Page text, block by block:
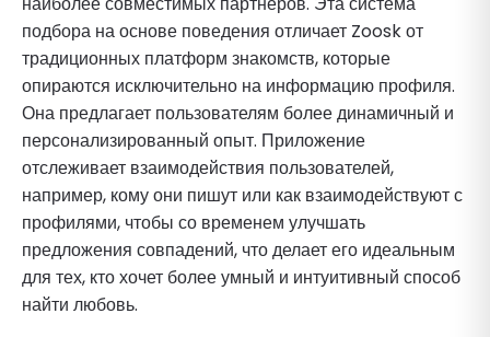
подбора на основе поведения отличает Zoosk от
традиционных платформ знакомств, которые
опираются исключительно на информацию профиля.
Она предлагает пользователям более динамичный и
персонализированный опыт. Приложение
отслеживает взаимодействия пользователей,
например, кому они пишут или как взаимодействуют с
профилями, чтобы со временем улучшать
предложения совпадений, что делает его идеальным
для тех, кто хочет более умный и интуитивный способ
найти любовь.